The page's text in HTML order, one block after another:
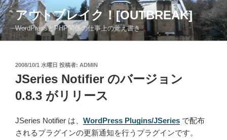
コ
ン
テ
ン
アウトブレイク！[OUTBREAK]
WordPressとPHP関係の仕事上の覚え書き
投
稿
日:
2008/10/1 水曜日 投稿者: ADMIN
JSeries Notifier のバージョン
0.8.3 がリリース
JSeries Notifier は、 WordPress Plugins/JSeries で配布
されるプラグインの更新通知を行うプラグインです。